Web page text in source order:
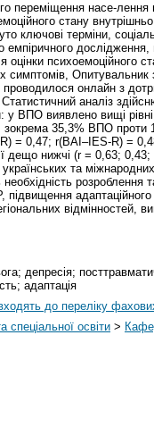
переміщення насе-лення
стану
ключові терміни,
психоемоційного
Опитувальник
онлайн з
аналіз
у ВПО виявлено вищі
35,3% ВПО проти
= 0,47; r(BAI–IES-R) =
дещо нижчі (r = 0,63;
та
адаптаційного
відмінностей,
депресія;
адаптація
до переліку
спеціальної освіти >